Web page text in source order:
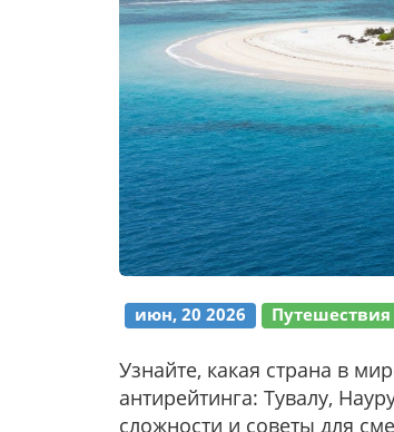
июн, 20 2026
Узнайте, какая страна в
антирейтинга: Тувалу,
сложности и советы для